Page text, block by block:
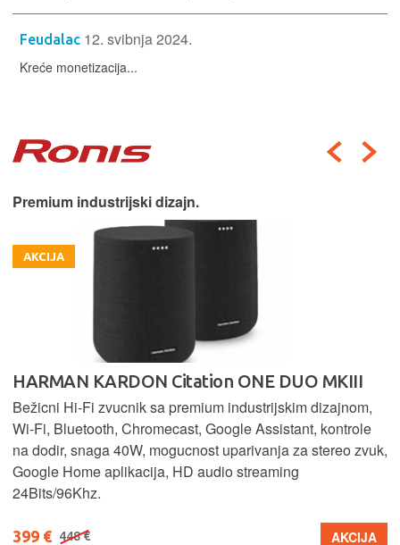
Feudalac 12. svibnja 2024.
Kreće monetizacija...
Premium industrijski dizajn.
AKCIJA
HARMAN KARDON Citation ONE DUO MKIII
Bežicni Hi-Fi zvucnik sa premium industrijskim dizajnom,
Wi-Fi, Bluetooth, Chromecast, Google Assistant, kontrole
na dodir, snaga 40W, mogucnost uparivanja za stereo zvuk,
Google Home aplikacija, HD audio streaming
24Bits/96Khz.
399 € 448 € AKCIJA